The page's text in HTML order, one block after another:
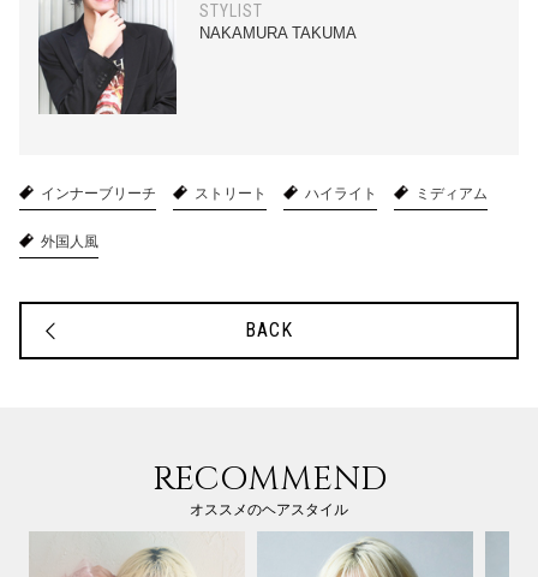
STYLIST
NAKAMURA TAKUMA
インナーブリーチ ストリート ハイライト ミディアム
外国人風
BACK
RECOMMEND
オススメのヘアスタイル